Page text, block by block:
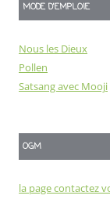
MODE D'EMPLOIE
Nous les Dieux
Pollen
Satsang avec Mooji
OGM
la page contactez